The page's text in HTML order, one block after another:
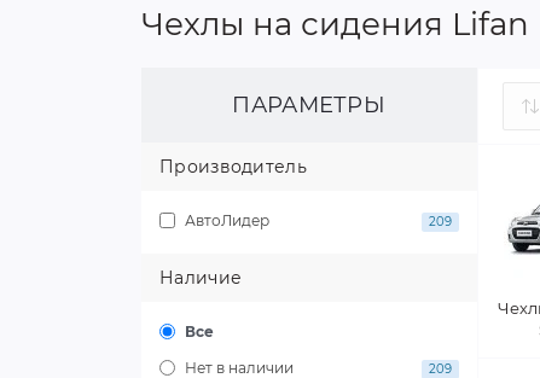
Чехлы на сидения Lifan
ПАРАМЕТРЫ
Производитель
АвтоЛидер 209
Наличие
Все
Нет в наличии
209